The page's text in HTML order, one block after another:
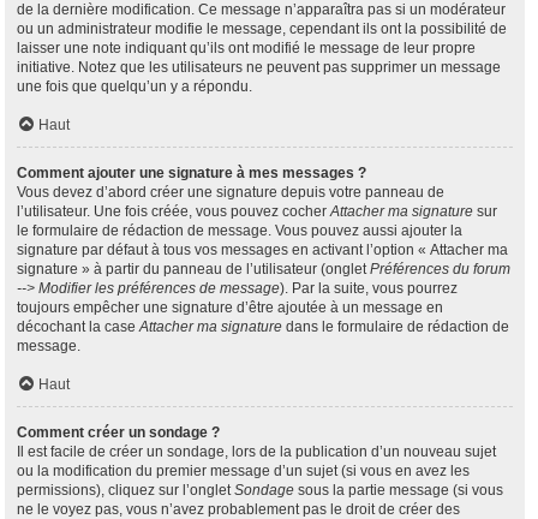
de la dernière modification. Ce message n’apparaîtra pas si un modérateur
ou un administrateur modifie le message, cependant ils ont la possibilité de
laisser une note indiquant qu’ils ont modifié le message de leur propre
initiative. Notez que les utilisateurs ne peuvent pas supprimer un message
une fois que quelqu’un y a répondu.
Haut
Comment ajouter une signature à mes messages ?
Vous devez d’abord créer une signature depuis votre panneau de
l’utilisateur. Une fois créée, vous pouvez cocherAttacher ma signature sur
le formulaire de rédaction de message. Vous pouvez aussi ajouter la
signature par défaut à tous vos messages en activant l’option « Attacher ma
signature » à partir du panneau de l’utilisateur (ongletPréférences du forum
--> Modifier les préférences de message). Par la suite, vous pourrez
toujours empêcher une signature d’être ajoutée à un message en
décochant la caseAttacher ma signature dans le formulaire de rédaction de
message.
Haut
Comment créer un sondage ?
Il est facile de créer un sondage, lors de la publication d’un nouveau sujet
ou la modification du premier message d’un sujet (si vous en avez les
permissions), cliquez sur l’ongletSondage sous la partie message (si vous
ne le voyez pas, vous n’avez probablement pas le droit de créer des